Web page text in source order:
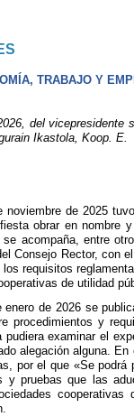
TRABAJO Y
del
Ikastola, Koop. E.
noviembre de 2025
obrar en
acompaña, entre
Consejo Rector, con
requisitos
de utilidad
enero de 2026 se
procedimientos y
pudiera examinar el
alegación alguna.
por el que «Se
y pruebas que las